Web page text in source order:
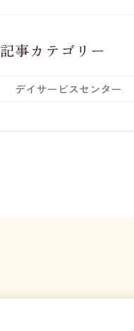
記事カテゴリー
デイサービスセンター